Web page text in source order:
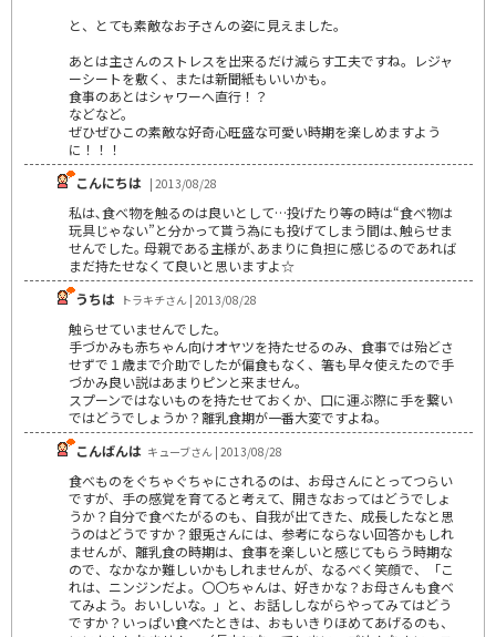
と、とても素敵なお子さんの姿に見えました。
あとは主さんのストレスを出来るだけ減らす工夫ですね。レジャ
ーシートを敷く、または新聞紙もいいかも。
食事のあとはシャワーへ直行！？
などなど。
ぜひぜひこの素敵な好奇心旺盛な可愛い時期を楽しめますよう
に！！！
こんにちは | 2013/08/28
私は､食べ物を触るのは良いとして…投げたり等の時は“食べ物は
玩具じゃない”と分かって貰う為にも投げてしまう間は､触らせま
せんでした｡ 母親である主様が､あまりに負担に感じるのであれば
まだ持たせなくて良いと思いますよ☆
うちは トラキチさん | 2013/08/28
触らせていませんでした。
手づかみも赤ちゃん向けオヤツを持たせるのみ、食事では殆どさ
せずで１歳まで介助でしたが偏食もなく、箸も早々使えたので手
づかみ良い説はあまりピンと来ません。
スプーンではないものを持たせておくか、口に運ぶ際に手を繋い
ではどうでしょうか？離乳食期が一番大変ですよね。
こんばんは キューブさん | 2013/08/28
食べものをぐちゃぐちゃにされるのは、お母さんにとってつらい
ですが、手の感覚を育てると考えて、開きなおってはどうでしょ
うか？自分で食べたがるのも、自我が出てきた、成長したなと思
うのはどうですか？銀兎さんには、参考にならない回答かもしれ
ませんが、離乳食の時期は、食事を楽しいと感じてもらう時期な
ので、なかなか難しいかもしれませんが、なるべく笑顔で、「こ
れは、ニンジンだよ。〇〇ちゃんは、好きかな？お母さんも食べ
てみよう。おいしいな。」と、お話ししながらやってみてはどう
ですか？いっぱい食べたときは、おもいきりほめてあげるのも、